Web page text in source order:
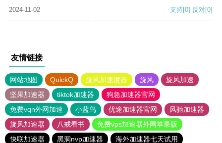
2024-11-02
支持[0] 反对[0]
友情链接
网站地图 QuickQ 旋风加速度器 旋风
旋风加速
坚果加速器
tiktok加速器
狗急加速器官网
免费vqn外网加速
小蓝鸟 优途加速器官网
风驰加速器
旋风加速器
八戒看书
免费vps加速器外网苹果版
快联加速器
黑洞nvp加速器 海外加速器七天试用